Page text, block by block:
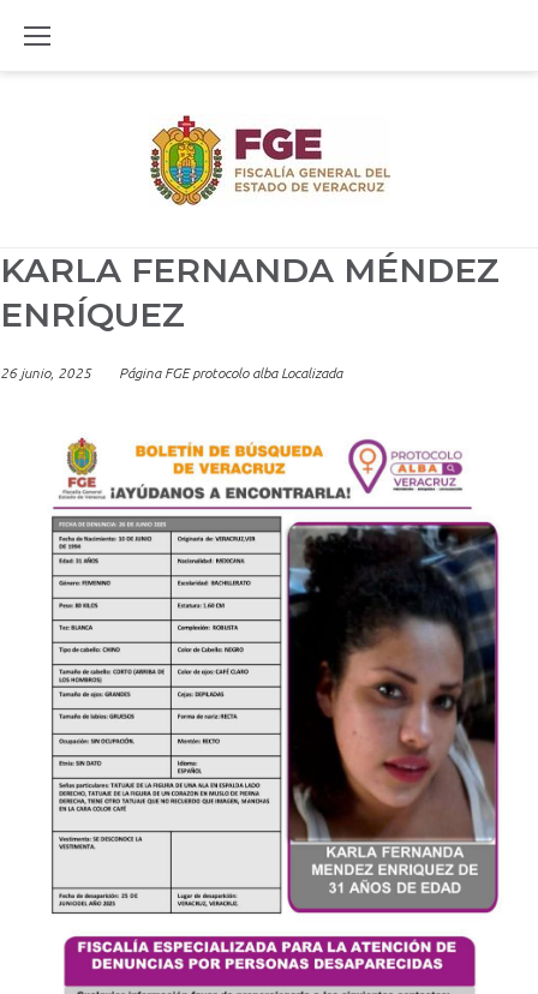
KARLA FERNANDA MÉNDEZ
ENRÍQUEZ
26 junio, 2025 Página FGE protocolo alba Localizada